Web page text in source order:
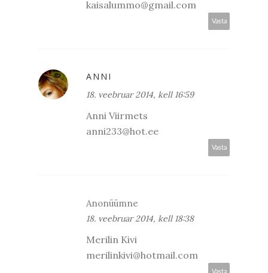
kaisalummo@gmail.com
Vasta
ANNI
18. veebruar 2014, kell 16:59
Anni Viirmets
anni233@hot.ee
Vasta
Anonüümne
18. veebruar 2014, kell 18:38
Merilin Kivi
merilinkivi@hotmail.com
Vasta